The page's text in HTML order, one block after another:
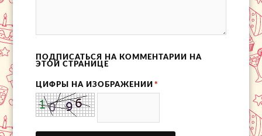
ПОДПИСАТЬСЯ НА КОММЕНТАРИИ НА
ЭТОЙ СТРАНИЦЕ
ЦИФРЫ НА ИЗОБРАЖЕНИИ *